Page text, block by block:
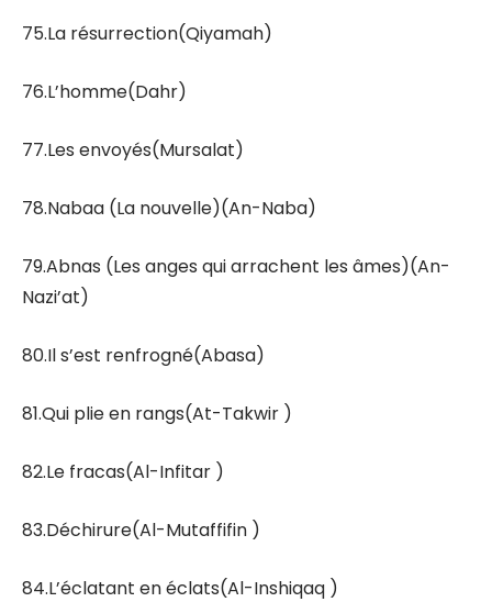
75.La résurrection(Qiyamah)
76.L’homme(Dahr)
77.Les envoyés(Mursalat)
78.Nabaa (La nouvelle)(An-Naba)
79.Abnas (Les anges qui arrachent les âmes)(An-
Nazi’at)
80.Il s’est renfrogné(Abasa)
81.Qui plie en rangs(At-Takwir )
82.Le fracas(Al-Infitar )
83.Déchirure(Al-Mutaffifin )
84.L’éclatant en éclats(Al-Inshiqaq )